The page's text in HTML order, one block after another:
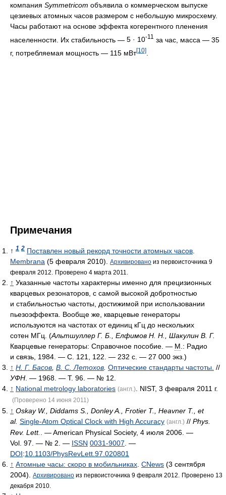
компания Symmetricom объявила о коммерческом выпуске
цезиевых атомных часов размером с небольшую микросхему.
Часы работают на основе эффекта когерентного пленения
населенности. Их cтабильность — 5 · 10-11 за час, масса — 35
г, потребляемая мощность — 115 мВт[10]
Примечания
↑ 1 2 Поставлен новый рекорд точности атомных часов
Membrana (5 февраля 2010). Архивировано из первоисточника 9
февраля 2012.
Проверено 4 марта 2011.
↑ Указанные частоты характерны именно для прецизионных
кварцевых резонаторов, с самой высокой добротностью
и стабильностью частоты, достижимой при использовании
пьезоэффекта. Вообще же, кварцевые генераторы
используются на частотах от единиц кГц до нескольких
сотен МГц. (Альтшуллер Г. Б., Елфимов Н. Н., Шакулин В. Г.
Кварцевые генераторы: Справочное пособие. — М .: Радио
и связь, 1984. — С. 121, 122. — 232 с. — 27 000 экз. )
↑ Н. Г. Басов В. С. Летохов Оптические стандарты частоты. //
УФН . — 1968. — Т. 96. — № 12.
↑ National metrology laboratories (англ.) . NIST, 3 февраля 2011 г.
(Проверено 14 июня 2011)
↑ Oskay W., Diddams S., Donley A., Frotier T., Heavner T., et
al. Single-Atom Optical Clock with High Accuracy (англ.) // Phys.
Rev. Lett.
. — American Physical Society, 4 июля 2006. —
Vol. 97. — № 2. — ISSN 0031-9007 . —
DOI:10.1103/PhysRevLett.97.020801
↑ Атомные часы: скоро в мобильниках CNews (3 сентября
2004).
Архивировано из первоисточника 9 февраля 2012.
Проверено 13
декабря 2010.